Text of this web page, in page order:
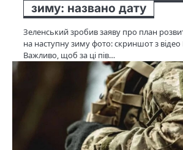
зиму: названо дату
Зеленський зробив заяву про план
на наступну зиму фото: скриншот з
Важливо, щоб за ці пів…